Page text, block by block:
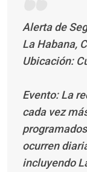
Alerta de
La Habana,
Ubicación:
Evento: La
cada vez
ocurren
incluyendo